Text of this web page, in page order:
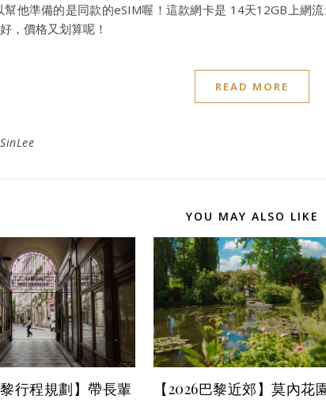
幫他準備的是同款的eSIM喔！這款網卡是 14天12GB上網
，價格又划算呢！
READ MORE
YOU MAY ALSO LIKE
黎行程規劃】帶長輩
【2026巴黎近郊】莫內花